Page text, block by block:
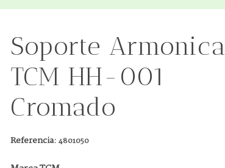
Soporte Armonica
TCM HH-001
Cromado
Referencia:4801050